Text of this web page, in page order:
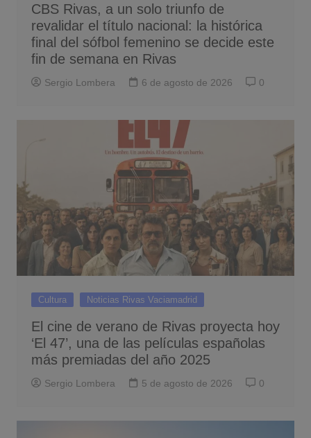
CBS Rivas, a un solo triunfo de
revalidar el título nacional: la histórica
final del sófbol femenino se decide este
fin de semana en Rivas
Sergio Lombera 6 de agosto de 2026 0
Cultura Noticias Rivas Vaciamadrid
El cine de verano de Rivas proyecta hoy
‘El 47’, una de las películas españolas
más premiadas del año 2025
Sergio Lombera 5 de agosto de 2026 0